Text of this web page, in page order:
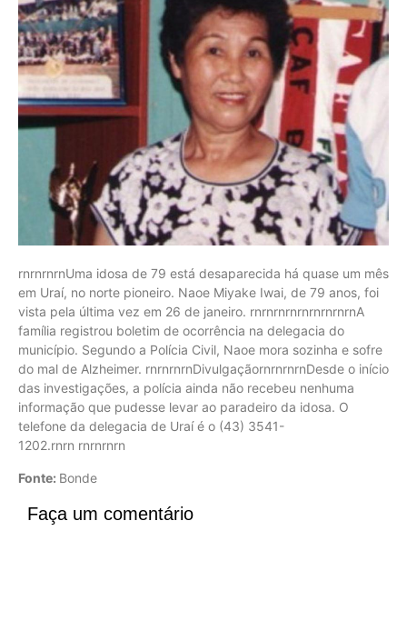
rnrnrnrnUma idosa de 79 está desaparecida há quase um mês
em Uraí, no norte pioneiro. Naoe Miyake Iwai, de 79 anos, foi
vista pela última vez em 26 de janeiro. rnrnrnrnrnrnrnrnrnA
família registrou boletim de ocorrência na delegacia do
município. Segundo a Polícia Civil, Naoe mora sozinha e sofre
do mal de Alzheimer. rnrnrnrnDivulgaçãornrnrnrnDesde o início
das investigações, a polícia ainda não recebeu nenhuma
informação que pudesse levar ao paradeiro da idosa. O
telefone da delegacia de Uraí é o (43) 3541-
1202.rnrn rnrnrnrn
Fonte: Bonde
Faça um comentário